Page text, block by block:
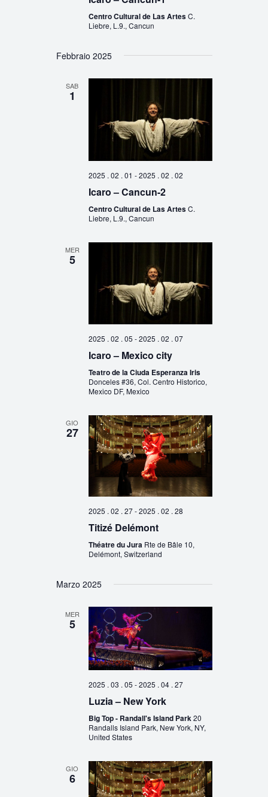
Centro Cultural de Las ArtesC.
Liebre, L.9., Cancun
Febbraio 2025
SAB
1
2025 . 02 . 01 -2025 . 02 . 02
Icaro – Cancun-2
Centro Cultural de Las ArtesC.
Liebre, L.9., Cancun
MER
5
2025 . 02 . 05 -2025 . 02 . 07
Icaro – Mexico city
Teatro de la Ciuda Esperanza Iris
Donceles #36, Col. Centro Historico,
Mexico DF, Mexico
GIO
27
2025 . 02 . 27-2025 . 02 . 28
Titizé Delémont
Théatre du Jura Rte de Bâle 10,
Delémont, Switzerland
Marzo 2025
MER
5
2025 . 03 . 05 -2025 . 04 . 27
Luzia – New York
Big Top - Randall's Island Park20
Randalls Island Park, New York, NY,
United States
GIO
6